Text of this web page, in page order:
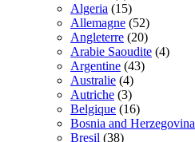
Algeria (15)
Allemagne (52)
Angleterre (20)
Arabie Saoudite (4)
Argentine (43)
Australie (4)
Autriche (3)
Belgique (16)
Bosnia and Herzegovina
Bresil (38)